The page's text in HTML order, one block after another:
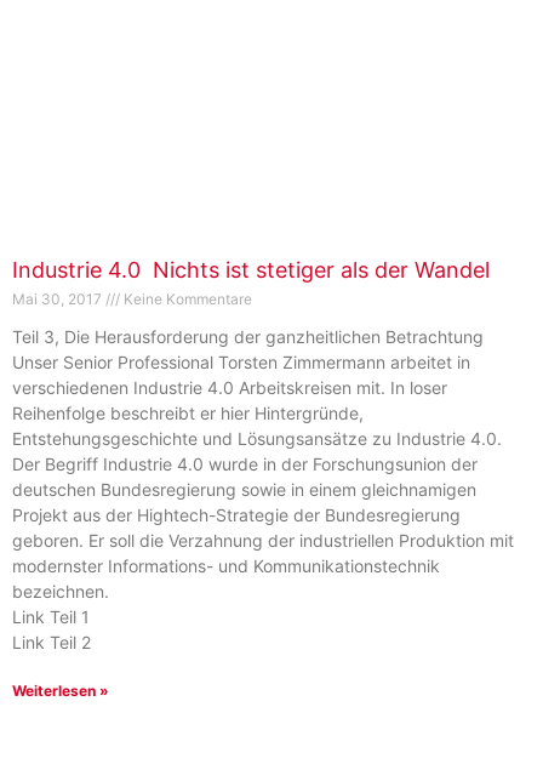
Industrie 4.0  Nichts ist stetiger als der Wandel
Mai 30, 2017 Keine Kommentare
Teil 3, Die Herausforderung der ganzheitlichen Betrachtung
Unser Senior Professional Torsten Zimmermann arbeitet in
verschiedenen Industrie 4.0 Arbeitskreisen mit. In loser
Reihenfolge beschreibt er hier Hintergründe,
Entstehungsgeschichte und Lösungsansätze zu Industrie 4.0.
Der Begriff Industrie 4.0 wurde in der Forschungsunion der
deutschen Bundesregierung sowie in einem gleichnamigen
Projekt aus der Hightech-Strategie der Bundesregierung
geboren. Er soll die Verzahnung der industriellen Produktion mit
modernster Informations- und Kommunikationstechnik
bezeichnen.
Link Teil 1
Link Teil 2
Weiterlesen »